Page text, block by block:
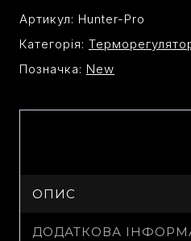
Артикул: Hunter-Pro
Категорія:
Позначка: New
ОПИС
ДОДАТКОВА